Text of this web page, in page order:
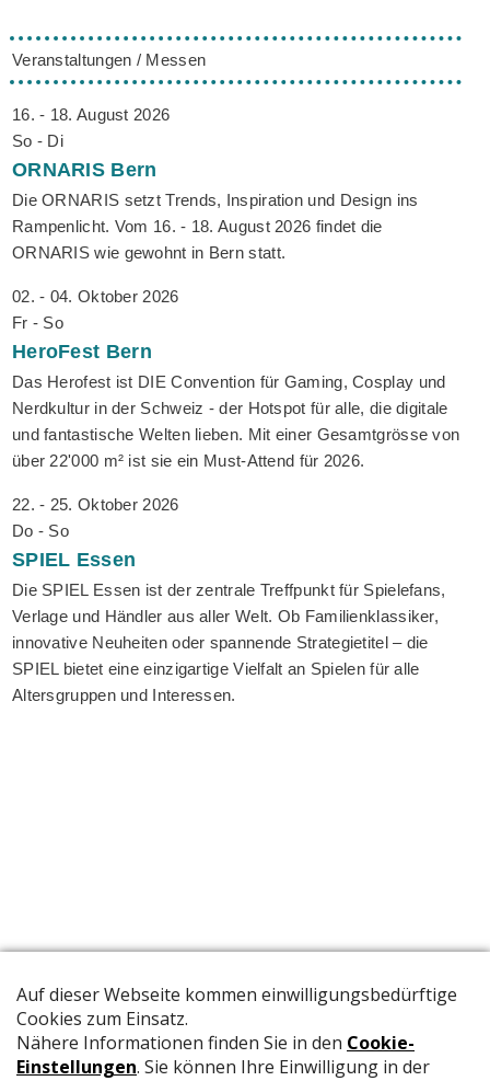
Veranstaltungen / Messen
16. - 18. August 2026
So - Di
ORNARIS Bern
Die ORNARIS setzt Trends, Inspiration und Design ins
Rampenlicht. Vom 16. - 18. August 2026 findet die
ORNARIS wie gewohnt in Bern statt.
02. - 04. Oktober 2026
Fr - So
HeroFest Bern
Das Herofest ist DIE Convention für Gaming, Cosplay und
Nerdkultur in der Schweiz - der Hotspot für alle, die digitale
und fantastische Welten lieben. Mit einer Gesamtgrösse von
über 22'000 m² ist sie ein Must-Attend für 2026.
22. - 25. Oktober 2026
Do - So
SPIEL Essen
Die SPIEL Essen ist der zentrale Treffpunkt für Spielefans,
Verlage und Händler aus aller Welt. Ob Familienklassiker,
innovative Neuheiten oder spannende Strategietitel – die
SPIEL bietet eine einzigartige Vielfalt an Spielen für alle
Altersgruppen und Interessen.